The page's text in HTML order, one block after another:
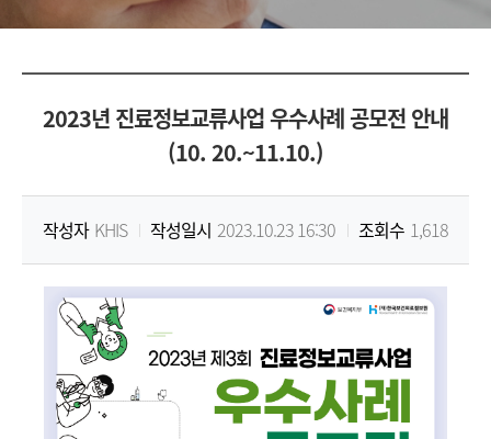
의
료
보
Korea
Health
Information
2023년 진료정보교류사업 우수사례 공모전 안내
(10. 20.~11.10.)
작성자 KHIS 작성일시 2023.10.23 16:30 조회수 1,618